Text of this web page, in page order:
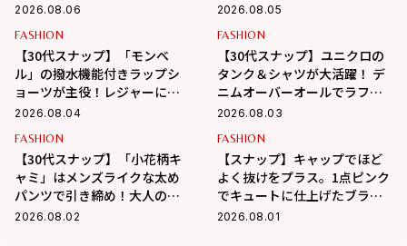
るバランス学
2026.08.06
タイル
2026.08.05
FASHION
【30代スナップ】「モンベ
ル」の撥水機能付きラップシ
ョーツが主役！レジャーにも
最適なアクティブコーデ
2026.08.04
FASHION
【30代スナップ】ユニクロの
タンク＆シャツが大活躍！ デ
ニムオーバーオールでラフに
まとめた真夏コーデ
2026.08.03
FASHION
【30代スナップ】「小花柄キ
ャミ」はメンズライクな太め
パンツで引き締め！大人の甘
辛MIX最適解
2026.08.02
FASHION
【スナップ】キャップでほど
よく抜けをプラス。1点ピンク
でキュートに仕上げたブラッ
クコーデ
2026.08.01